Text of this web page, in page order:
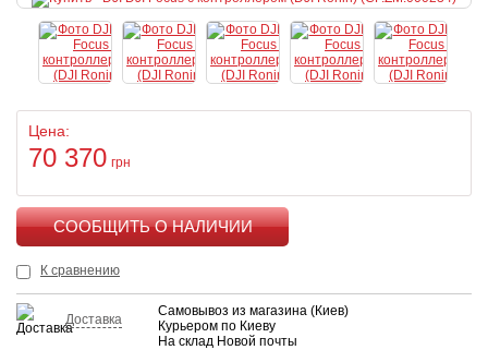
Цена:
70 370 грн
К сравнению
Доставка
Самовывоз из магазина (Киев)
Курьером по Киеву
На склад Новой почты